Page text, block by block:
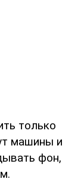
только
машины и
фон,